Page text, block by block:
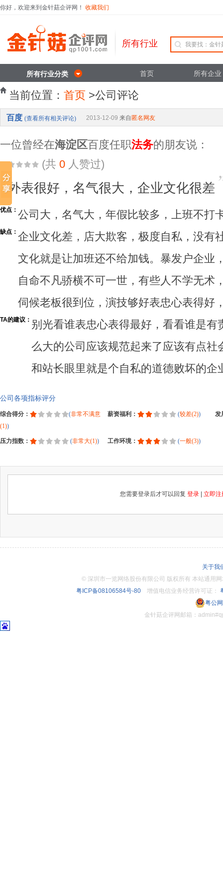
你好，欢迎来到金针菇企评网！ 收藏我们
所有行业
所有行业分类 首页 所有企业
当前位置： 首页 >公司评论
百度 (查看所有相关评论) 2013-12-09 来自 匿名网友
一位曾经在海淀区百度任职法务的朋友说：
(共 0 人赞过)
外表很好，名气很大，企业文化很差
优点： 公司大，名气大，年假比较多，上班不打
缺点： 企业文化差，店大欺客，极度自私，没有
文化就是让加班还不给加钱。暴发户企业
自命不凡骄横不可一世，有些人不学无术
伺候老板很到位，演技够好表忠心表得好
TA的建议： 别光看谁表忠心表得最好，看看谁是
么大的公司应该规范起来了应该有点
和站长眼里就是个自私的道德败坏的企
公司各项指标评分
综合得分： (非常不满意
(1))
薪资福利： (较差(2)) 发
压力指数： (非常大(1)) 工作环境： (一般(3))
您需要登录后才可以回复 登录 立即注
关于我
© 深圳市一览网络股份有限公司 版权所有 本站通
粤ICP备08106584号-80增值电信业务经营许可证：
粤公
金针菇企评网邮箱：